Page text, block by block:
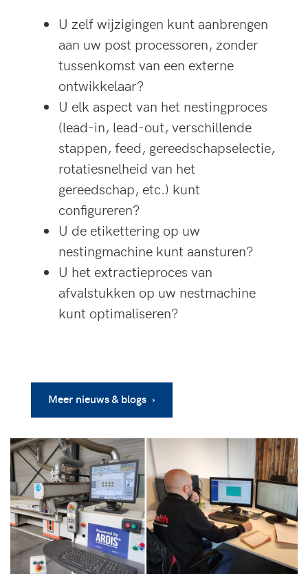
U zelf wijzigingen kunt aanbrengen
aan uw post processoren, zonder
tussenkomst van een externe
ontwikkelaar?
U elk aspect van het nestingproces
(lead-in, lead-out, verschillende
stappen, feed, gereedschapselectie,
rotatiesnelheid van het
gereedschap, etc.) kunt
configureren?
U de etikettering op uw
nestingmachine kunt aansturen?
U het extractieproces van
afvalstukken op uw nestmachine
kunt optimaliseren?
Meer nieuws & blogs ›